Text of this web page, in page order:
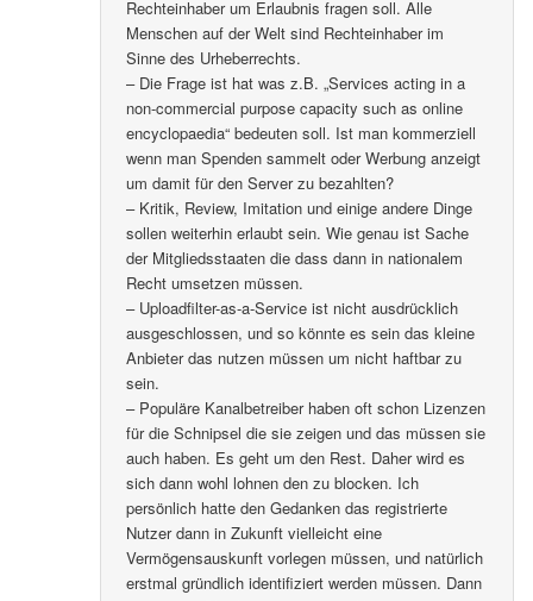
Rechteinhaber um Erlaubnis fragen soll. Alle
Menschen auf der Welt sind Rechteinhaber im
Sinne des Urheberrechts.
– Die Frage ist hat was z.B. „Services acting in a
non-commercial purpose capacity such as online
encyclopaedia“ bedeuten soll. Ist man kommerziell
wenn man Spenden sammelt oder Werbung anzeigt
um damit für den Server zu bezahlten?
– Kritik, Review, Imitation und einige andere Dinge
sollen weiterhin erlaubt sein. Wie genau ist Sache
der Mitgliedsstaaten die dass dann in nationalem
Recht umsetzen müssen.
– Uploadfilter-as-a-Service ist nicht ausdrücklich
ausgeschlossen, und so könnte es sein das kleine
Anbieter das nutzen müssen um nicht haftbar zu
sein.
– Populäre Kanalbetreiber haben oft schon Lizenzen
für die Schnipsel die sie zeigen und das müssen sie
auch haben. Es geht um den Rest. Daher wird es
sich dann wohl lohnen den zu blocken. Ich
persönlich hatte den Gedanken das registrierte
Nutzer dann in Zukunft vielleicht eine
Vermögensauskunft vorlegen müssen, und natürlich
erstmal gründlich identifiziert werden müssen. Dann